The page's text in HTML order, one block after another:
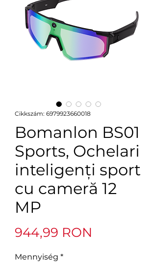
Cikkszám: 6979923660018
Bomanlon BS01
Sports, Ochelari
inteligenți sport
cu cameră 12
MP
944,99 RON
Mennyiség *